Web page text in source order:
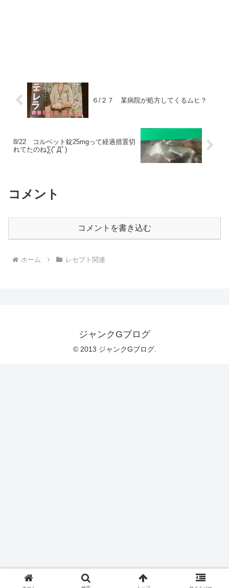
６/２７ 某病院が処方してくるムヒ？
8/22 コルベット錠25mgって経過措置切
れてたのね∑(ﾟДﾟ)
コメント
コメントを書き込む
ホーム レセプト関連
ジャンクGブログ
© 2013 ジャンクGブログ.